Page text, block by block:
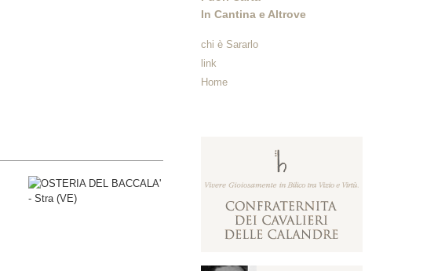
In Cantina e Altrove
chi è Sararlo
link
Home